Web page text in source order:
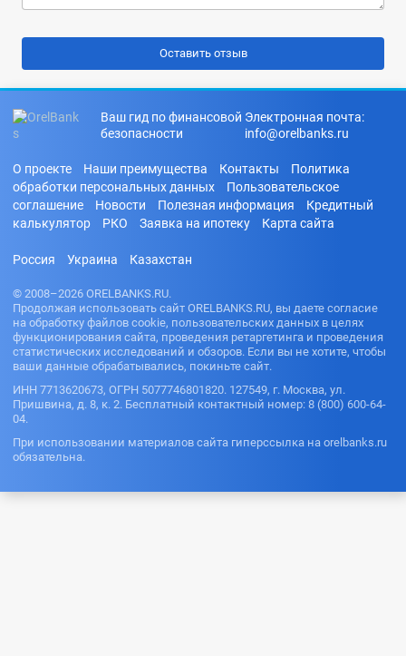
Ваш гид по финансовой
безопасности
Электронная почта:
info@orelbanks.ru
О проекте Наши преимущества Контакты
Политика
обработки персональных данных
Пользовательское
соглашение
Новости Полезная информация
Кредитный
калькулятор
РКО Заявка на ипотеку Карта сайта
Россия Украина Казахстан
© 2008–2026 ORELBANKS.RU.
Продолжая использовать сайт ORELBANKS.RU, вы даете согласие
на обработку файлов cookie, пользовательских данных в целях
функционирования сайта, проведения ретаргетинга и проведения
статистических исследований и обзоров. Если вы не хотите, чтобы
ваши данные обрабатывались, покиньте сайт.
ИНН 7713620673, ОГРН 5077746801820. 127549, г. Москва, ул.
Пришвина, д. 8, к. 2. Бесплатный контактный номер: 8 (800) 600-64-
04.
При использовании материалов сайта гиперссылка на orelbanks.ru
обязательна.